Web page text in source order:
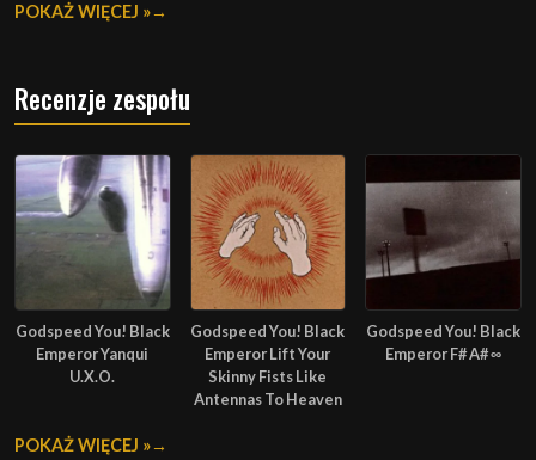
POKAŻ WIĘCEJ »
Recenzje zespołu
Godspeed You! Black
Emperor Yanqui
U.X.O.
Godspeed You! Black
Emperor Lift Your
Skinny Fists Like
Antennas To Heaven
Godspeed You! Black
Emperor F# A# ∞
POKAŻ WIĘCEJ »